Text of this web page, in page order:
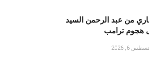
من عبد الرحمن السيد
هجوم ترامب
6, 2026